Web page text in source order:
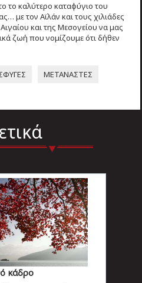
το καλύτερο καταφύγιο του
με τον Αϊλάν και τους χιλιάδες
και της Μεσογείου να μας
ζωή που νομίζουμε ότι δήθεν
ΜΕΤΑΝΑΣΤΕΣ
κάδρο